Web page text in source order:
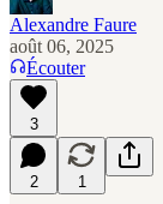
Alexandre Faure
août 06, 2025
Écouter
3
2 1